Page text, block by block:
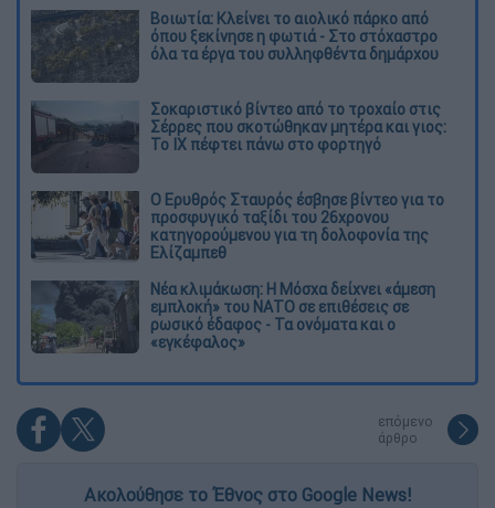
Βοιωτία: Κλείνει το αιολικό πάρκο από
όπου ξεκίνησε η φωτιά - Στο στόχαστρο
όλα τα έργα του συλληφθέντα δημάρχου
Σοκαριστικό βίντεο από το τροχαίο στις
Σέρρες που σκοτώθηκαν μητέρα και γιος:
Το ΙΧ πέφτει πάνω στο φορτηγό
Ο Ερυθρός Σταυρός έσβησε βίντεο για το
προσφυγικό ταξίδι του 26χρονου
κατηγορούμενου για τη δολοφονία της
Ελίζαμπεθ
Νέα κλιμάκωση: Η Μόσχα δείχνει «άμεση
εμπλοκή» του ΝΑΤΟ σε επιθέσεις σε
ρωσικό έδαφος - Τα ονόματα και ο
«εγκέφαλος»
επόμενο
άρθρο
Ακολούθησε το Έθνος στο Google News!